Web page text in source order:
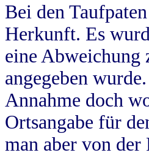
Bei den
Herkunft. Es
eine Abweichung
angegeben
Annahme doch
Ortsangabe für
man aber von der